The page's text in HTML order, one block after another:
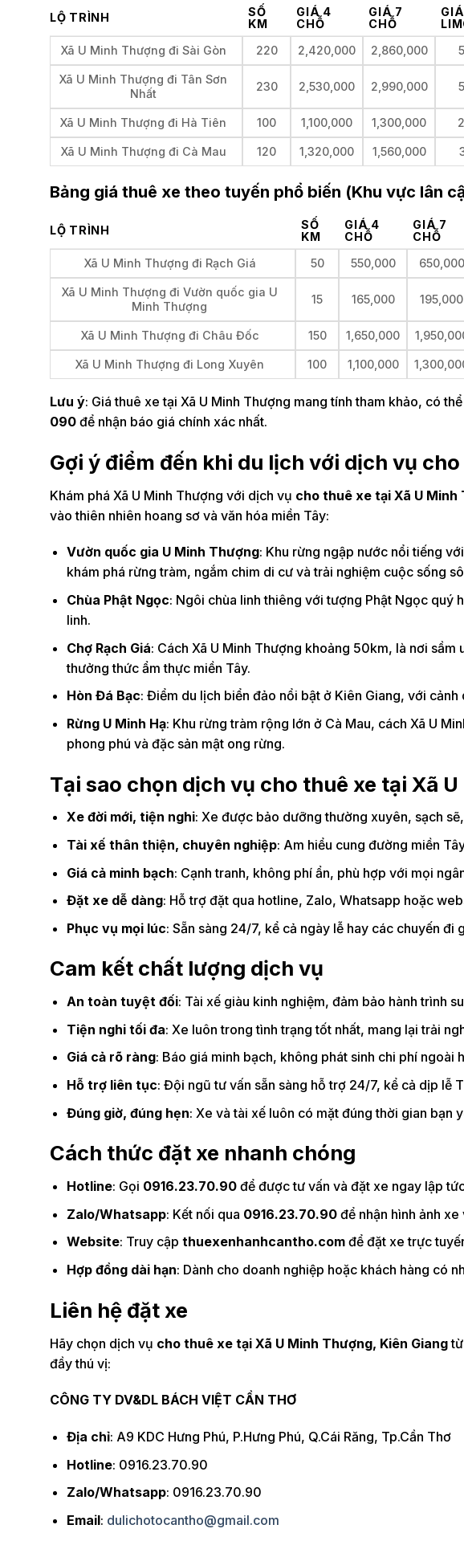
LỘ TRÌNH
SỐ
KM
GIÁ 4
CHỖ
GIÁ 7
CHỖ
GIÁ
Xã U Minh Thượng đi Sài Gòn
220 2,420,000 2,860,000
Xã U Minh Thượng đi Tân Sơn
Nhất
230 2,530,000 2,990,000
Xã U Minh Thượng đi Hà Tiên 100 1,100,000 1,300,000
Xã U Minh Thượng đi Cà Mau 120 1,320,000 1,560,000
Bảng giá thuê xe theo tuyến phổ biến (Khu vực lân
LỘ TRÌNH
SỐ
KM
GIÁ 4
CHỖ
GIÁ 7
CHỖ
Xã U Minh Thượng đi Rạch Giá
50 550,000 650,000
Xã U Minh Thượng đi Vườn quốc gia U
Minh Thượng
15 165,000 195,000
Xã U Minh Thượng đi Châu Đốc 150 1,650,000
Xã U Minh Thượng đi Long Xuyên 100 1,100,000
Lưu ý: Giá thuê xe tại Xã U Minh Thượng mang tính tham khảo, có
090 để nhận báo giá chính xác nhất.
Gợi ý điểm đến khi du lịch với dịch vụ
Khám phá Xã U Minh Thượng với dịch vụ cho thuê xe tại Xã U Minh
vào thiên nhiên hoang sơ và văn hóa miền Tây:
Vườn quốc gia U Minh Thượng: Khu rừng ngập nước nổi tiếng
khám phá rừng tràm, ngắm chim di cư và trải nghiệm cuộc sống
Chùa Phật Ngọc: Ngôi chùa linh thiêng với tượng Phật Ngọc quý
linh.
Chợ Rạch Giá: Cách Xã U Minh Thượng khoảng 50km, là nơi
thưởng thức ẩm thực miền Tây.
Hòn Đá Bạc: Điểm du lịch biển đảo nổi bật ở Kiên Giang, với
Rừng U Minh Hạ: Khu rừng tràm rộng lớn ở Cà Mau, cách Xã U
phong phú và đặc sản mật ong rừng.
Tại sao chọn dịch vụ cho thuê xe tại Xã
Xe đời mới, tiện nghi: Xe được bảo dưỡng thường xuyên, sạch
Tài xế thân thiện, chuyên nghiệp: Am hiểu cung đường miền
Giá cả minh bạch: Cạnh tranh, không phí ẩn, phù hợp với mọi
Đặt xe dễ dàng: Hỗ trợ đặt qua hotline, Zalo, Whatsapp hoặc
Phục vụ mọi lúc: Sẵn sàng 24/7, kể cả ngày lễ hay các chuyến đi
Cam kết chất lượng dịch vụ
An toàn tuyệt đối: Tài xế giàu kinh nghiệm, đảm bảo hành trình
Tiện nghi tối đa: Xe luôn trong tình trạng tốt nhất, mang lại trải
Giá cả rõ ràng: Báo giá minh bạch, không phát sinh chi phí ngoài
Hỗ trợ liên tục: Đội ngũ tư vấn sẵn sàng hỗ trợ 24/7, kể cả dịp lễ
Đúng giờ, đúng hẹn: Xe và tài xế luôn có mặt đúng thời gian bạn
Cách thức đặt xe nhanh chóng
Hotline: Gọi 0916.23.70.90để được tư vấn và đặt xe ngay lập
Zalo/Whatsapp: Kết nối qua 0916.23.70.90để nhận hình ảnh
Website: Truy cập thuexenhanhcantho.comđể đặt xe trực
Hợp đồng dài hạn: Dành cho doanh nghiệp hoặc khách hàng có
Liên hệ đặt xe
Hãy chọn dịch vụ cho thuê xe tại Xã U Minh Thượng, Kiên Giang
đầy thú vị:
CÔNG TY DV&DL BÁCH VIỆT CẦN THƠ
Địa chỉ: A9 KDC Hưng Phú, P.Hưng Phú, Q.Cái Răng, Tp.Cần Thơ
Hotline: 0916.23.70.90
Zalo/Whatsapp: 0916.23.70.90
Email: dulichotocantho@gmail.com